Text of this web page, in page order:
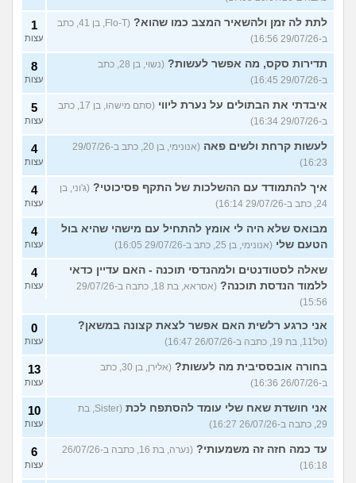
לתת לה זמן ולהשאיר המצב כמו שהוא?
(Flo-T, בן 41, כתב
ב-29/07/26 16:56)
1
עצות
תדירות סקס, מה אפשר לעשות?
(נשוי, בן 28, כתב
ב-29/07/26 16:45)
8
עצות
איבדתי את הבתולים על נערת ליווי
(סתם מישהו, בן 17, כתב
ב-29/07/26 16:34)
5
עצות
לעשות קרחת ולשים פאה
(אנונימי, בן 20, כתב ב-29/07/26
16:23)
4
עצות
איך להתמודד עם ההשלכות של התקף פסיכוטי? (ג'וני, בן
24, כתב ב-29/07/26 16:14)
4
עצות
מבואס שלא היה לי אומץ להתחיל עם מישהי שהיא בול
הטעם שלי (אנונימי, בן 25, כתב ב-29/07/26 16:05)
4
עצות
שאלה לסטודנטים ולמהנדסי תוכנה - האם עדיין כדאי
ללמוד הנדסת תוכנה?
(אסראא, בת 18, כתבה ב-29/07/26
15:56)
4
עצות
אני כרגע רלשית האם אפשר לצאת קצונה במשאן?
(טל11, בת 19, כתבה ב-26/07/26 16:47)
0
עצות
בחורה אובססיבית מה לעשות?
(אלירן, בן 30, כתב
ב-26/07/26 16:36)
13
עצות
אני חושדת שאח שלי עומד להסתפח לכת
(Sister, בת
29, כתבה ב-26/07/26 16:27)
10
עצות
עד כמה חזה זה משמעותי?
(נערה, בת 16, כתבה ב-26/07/26
16:18)
6
עצות